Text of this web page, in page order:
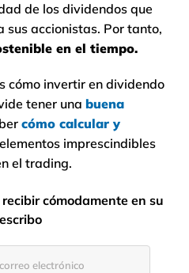
de los dividendos que
accionistas. Por tanto,
en el tiempo.
cómo invertir en dividendo
tener una buena
cómo calcular y
imprescindibles
el trading.
cómodamente en su